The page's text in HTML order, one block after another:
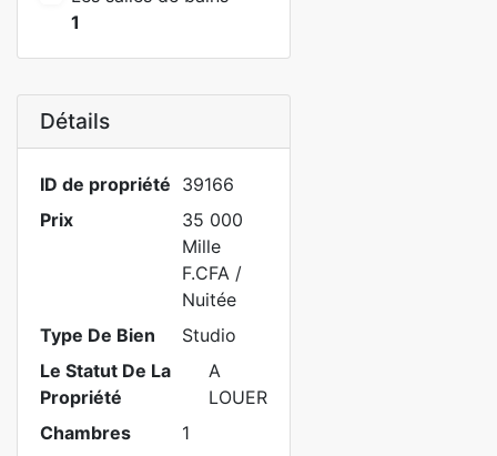
1
Détails
ID de propriété 39166
Prix
35 000
Mille
F.CFA /
Nuitée
Type De Bien
Studio
Le Statut De La
Propriété
A
LOUER
Chambres
1